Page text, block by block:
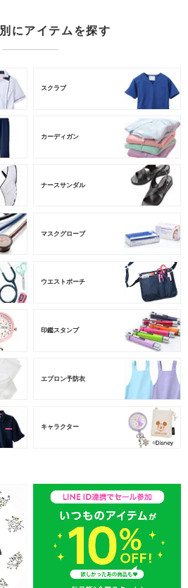
にアイテムを探す
スクラブ
カーディガン
ナースサンダル
マスクグローブ
ウエストポーチ
印鑑スタンプ
エプロン予防衣
キャラクター